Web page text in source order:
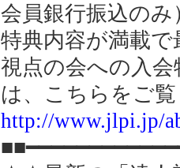
会員銀行振込のみ
特典内容が満載
視点の会への入会
は、こちらをご
http://www.jlpi.jp/